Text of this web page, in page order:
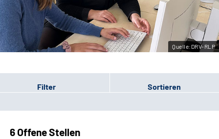
Leichte Sprache
Gebärdensprache
Quelle:DRV-RLP
Filter Sortieren
6 Offene Stellen